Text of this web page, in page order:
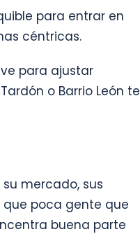
para entrar en
céntricas.
para ajustar
o Barrio León te
mercado, sus
poca gente que
buena parte